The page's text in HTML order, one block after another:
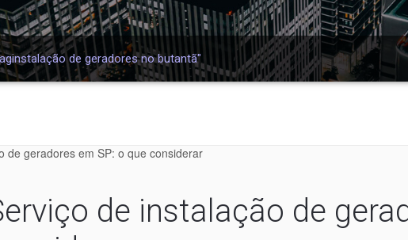
de geradores no butantã"
de instalação de